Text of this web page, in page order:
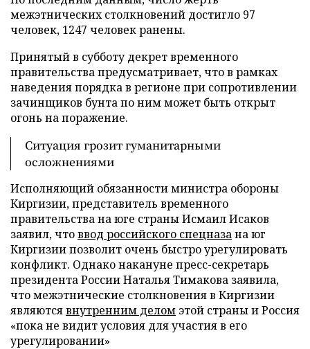
межэтнических столкновений достигло 97
человек, 1247 человек ранены.
Принятый в субботу декрет временного
правительства предусматривает, что в рамках
наведения порядка в регионе при сопротивлении
зачинщиков бунта по ним может быть открыт
огонь на поражение.
Ситуация грозит гуманитарными
осложнениями
Исполняющий обязанности министра обороны
Киргизии, представитель временного
правительства на юге страны Исмаил Исаков
заявил, чтоввод российского спецназана юг
Киргизии позволит очень быстро урегулировать
конфликт. Однако накануне пресс-секретарь
президента России Наталья Тимакова заявила,
что межэтнические столкновения в Киргизии
являютсявнутренним делом этой страны и Россия
«пока не видит условия для участия в его
урегулировании»